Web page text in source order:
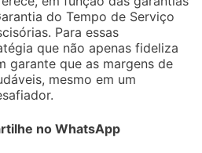
do Tempo de Serviço
Para essas
que não apenas fideliza
garante que as margens de
mesmo em um
no WhatsApp